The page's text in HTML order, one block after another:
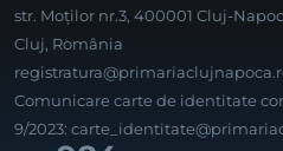
str. Moților nr.3, 400001 Cluj-
Cluj, România
Comunicare carte de identitate
9/2023: